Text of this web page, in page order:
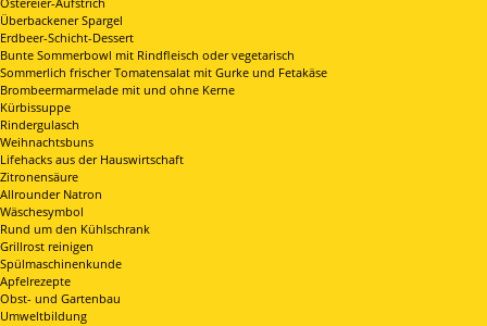
Überbackener Spargel
Erdbeer-Schicht-Dessert
Bunte Sommerbowl mit Rindfleisch oder vegetarisch
Sommerlich frischer Tomatensalat mit Gurke und Fetakäse
Brombeermarmelade mit und ohne Kerne
Kürbissuppe
Rindergulasch
Weihnachtsbuns
Lifehacks aus der Hauswirtschaft
Zitronensäure
Allrounder Natron
Wäschesymbol
Rund um den Kühlschrank
Grillrost reinigen
Spülmaschinenkunde
Apfelrezepte
Obst- und Gartenbau
Umweltbildung